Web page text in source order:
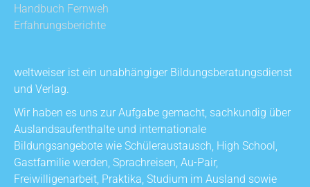
Handbuch Fernweh
Erfahrungsberichte
weltweiser ist ein unabhängiger Bildungsberatungsdienst
und Verlag.
Wir haben es uns zur Aufgabe gemacht, sachkundig über
Auslandsaufenthalte und internationale
Bildungsangebote wie Schüleraustausch, High School,
Gastfamilie werden, Sprachreisen, Au-Pair,
Freiwilligenarbeit, Praktika, Studium im Ausland sowie